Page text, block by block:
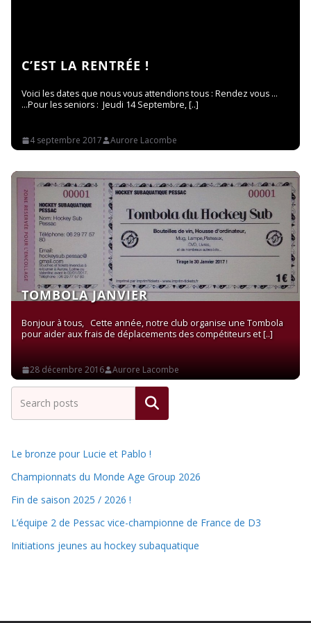
Hockey
Subaquatique
de
Pessac
C’EST LA RENTRÉE !
4 septembre 2017 Aurore Lacombe
Voici les dates que nous vous attendions tous : Rendez vous …
…Pour les seniors : Jeudi 14 Septembre,
Read More
TOMBOLA JANVIER
28 décembre 2016 Aurore Lacombe
Bonjour à tous, Cette année, notre club organise une Tombola
pour aider aux frais de déplacements des compétiteurs et
Read More
Rechercher
Le bronze pour Lucie et Pablo !
Championnats du Monde Age Group 2026
Fin de saison 2025 / 2026 !
L’équipe 2 de Pessac vice-championne de France de D3
Initiations jeunes au hockey subaquatique